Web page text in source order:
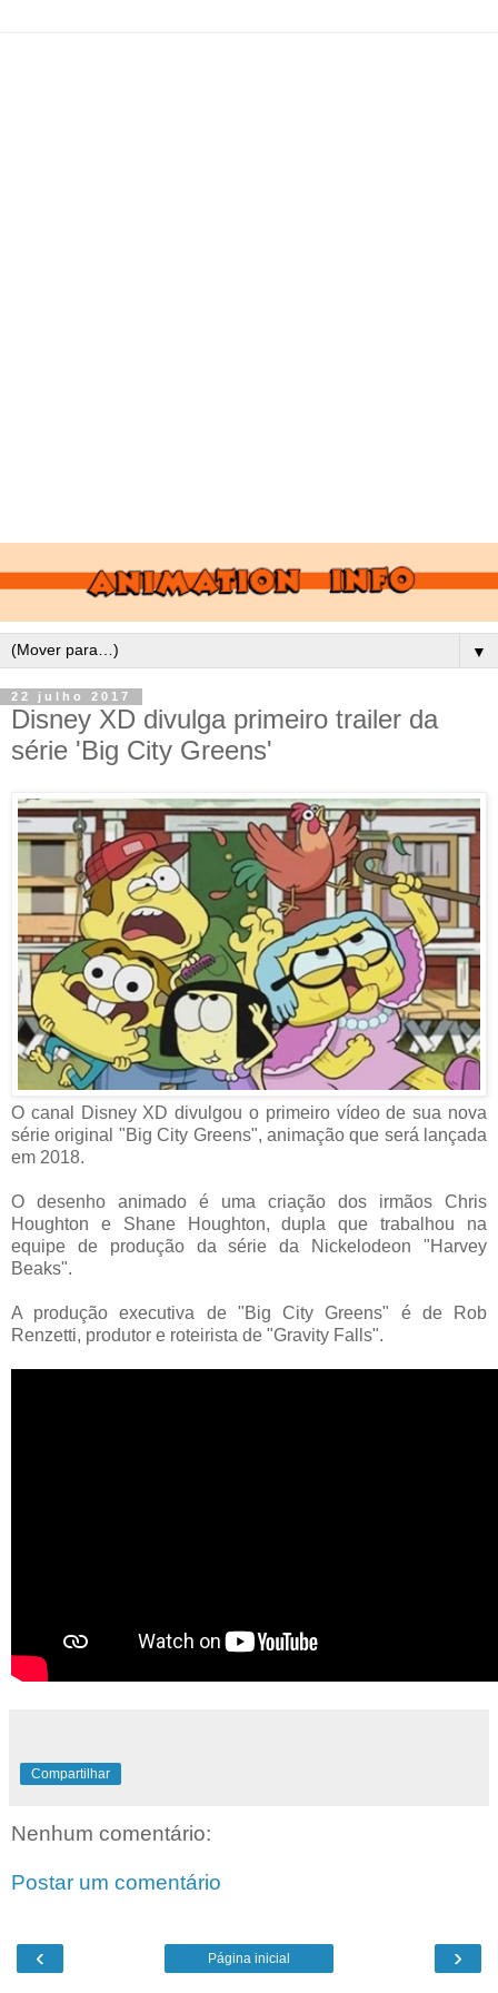
▼
22 julho 2017
Disney XD divulga primeiro trailer da
série 'Big City Greens'
O canal Disney XD divulgou o primeiro vídeo de sua nova
série original "Big City Greens", animação que será lançada
em 2018.
O desenho animado é uma criação dos irmãos Chris
Houghton e Shane Houghton, dupla que trabalhou na
equipe de produção da série da Nickelodeon "Harvey
Beaks".
A produção executiva de "Big City Greens" é de Rob
Renzetti, produtor e roteirista de "Gravity Falls".
Compartilhar
Nenhum comentário:
Postar um comentário
‹ ›
Página inicial